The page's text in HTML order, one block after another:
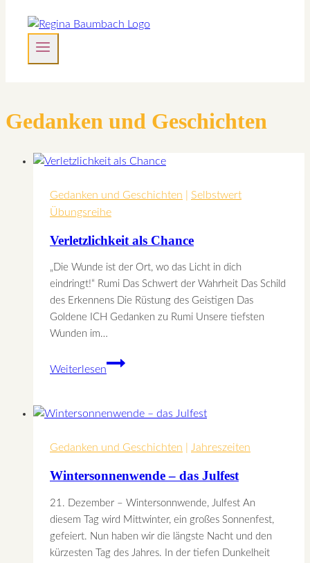
Gedanken und Geschichten
Gedanken und Geschichten
Selbstwert
Übungsreihe
Verletzlichkeit als Chance
„Die Wunde ist der Ort, wo das Licht in dich
eindringt!“ Rumi Das Schwert der Wahrheit Das Schild
des Erkennens Die Rüstung des Geistigen Das
Goldene ICH Gedanken zu Rumi Unsere tiefsten
Wunden im…
Weiterlesen
Verletzlichkeit
Gedanken und Geschichten Jahreszeiten
Wintersonnenwende – das Julfest
21. Dezember – Wintersonnwende, Julfest An
diesem Tag wird Mittwinter, ein großes Sonnenfest,
gefeiert. Nun haben wir die längste Nacht und den
kürzesten Tag des Jahres. In der tiefen Dunkelheit